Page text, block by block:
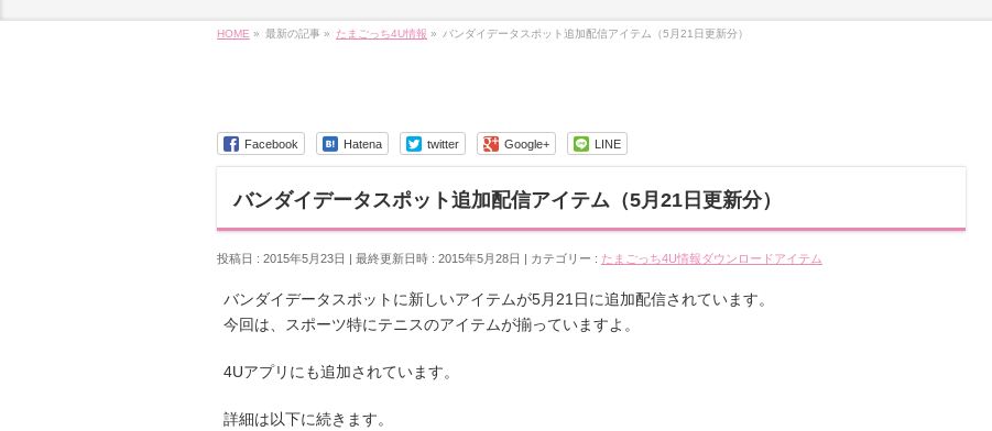
HOME » 最新の記事 » たまごっち4U情報 » バンダイデータスポット追加配信アイテム（5月21日更新分）
Facebook Hatena twitter Google+ LINE
バンダイデータスポット追加配信アイテム（5月21日更新分）
投稿日 : 2015年5月23日 最終更新日時 : 2015年5月28日 カテゴリー : たまごっち4U情報ダウンロードアイテム
バンダイデータスポットに新しいアイテムが5月21日に追加配信されています。
今回は、スポーツ特にテニスのアイテムが揃っていますよ。
4Uアプリにも追加されています。
詳細は以下に続きます。